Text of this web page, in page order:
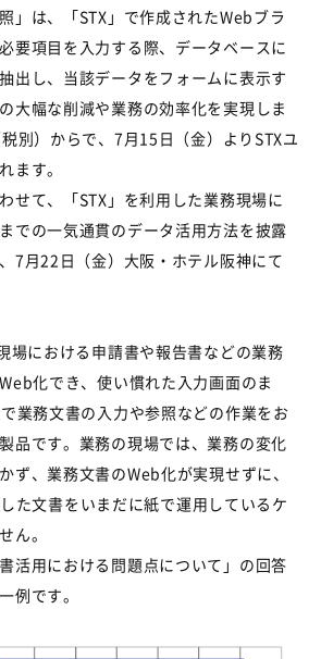
」は、「STX」で作成されたWebブラ
要項目を入力する際、データベースに
出し、当該データをフォームに表示す
大幅な削減や業務の効率化を実現しま
別）からで、7月15日（金）よりSTXユ
ます。
せて、「STX」を利用した業務現場に
での一気通貫のデータ活用方法を披露
7月22日（金）大阪・ホテル阪神にて
場における申請書や報告書などの業務
化でき、使い慣れた入力画面のま
業務文書の入力や参照などの作業をお
品です。業務の現場では、業務の変化
ず、業務文書のWeb化が実現せずに、
た文書をいまだに紙で運用しているケ
ん。
活用における問題点について」の回答
例です。